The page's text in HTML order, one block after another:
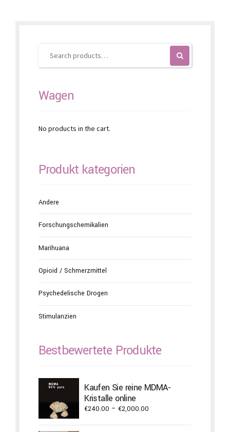
product
Wagen
No products in the cart.
Produkt kategorien
Andere
Forschungschemikalien
Marihuana
Opioid / Schmerzmittel
Psychedelische Drogen
Stimulanzien
Bestbewertete Produkte
Kaufen Sie reine MDMA-
Kristalle online
€240.00 – €2,000.00